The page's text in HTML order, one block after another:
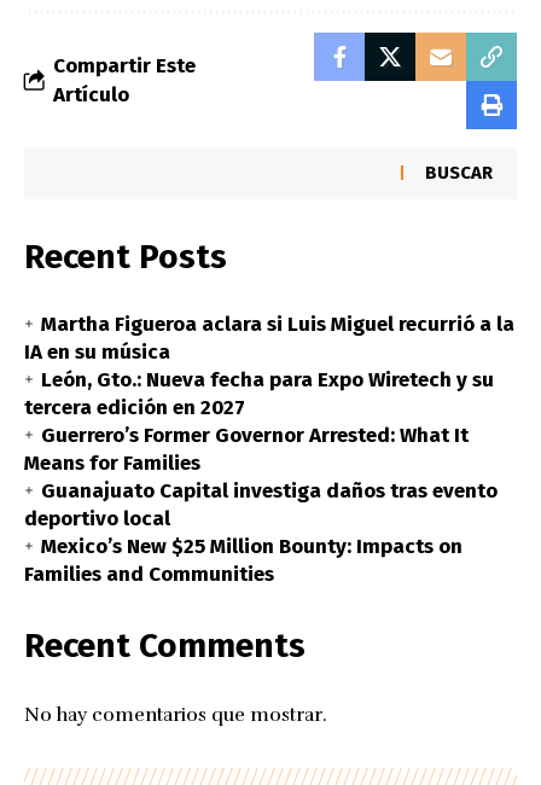
Compartir Este
Artículo
BUSCAR
Recent Posts
Martha Figueroa aclara si Luis Miguel recurrió a la
IA en su música
León, Gto.: Nueva fecha para Expo Wiretech y su
tercera edición en 2027
Guerrero’s Former Governor Arrested: What It
Means for Families
Guanajuato Capital investiga daños tras evento
deportivo local
Mexico’s New $25 Million Bounty: Impacts on
Families and Communities
Recent Comments
No hay comentarios que mostrar.